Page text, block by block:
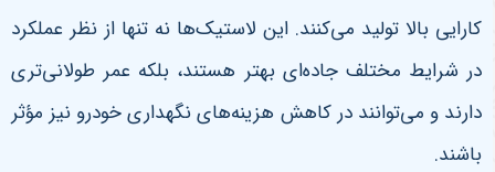
کارایی بالا تولید می‌کنند. این لاستیک‌ها نه تنها از نظر عملکرد
در شرایط مختلف جاده‌ای بهتر هستند، بلکه عمر طولانی‌تری
دارند و می‌توانند در کاهش هزینه‌های نگهداری خودرو نیز مؤثر
باشند.